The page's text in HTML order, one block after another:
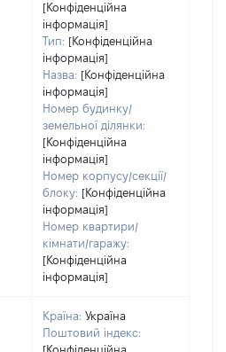
[Конфіденційна
інформація]
Тип: [Конфіденційна
інформація]
Назва: [Конфіденційна
інформація]
Номер будинку/
земельної ділянки:
[Конфіденційна
інформація]
Номер корпусу/секції/
блоку: [Конфіденційна
інформація]
Номер квартири/
кімнати/гаражу:
[Конфіденційна
інформація]
Країна: Україна
Поштовий індекс:
[Конфіденційна